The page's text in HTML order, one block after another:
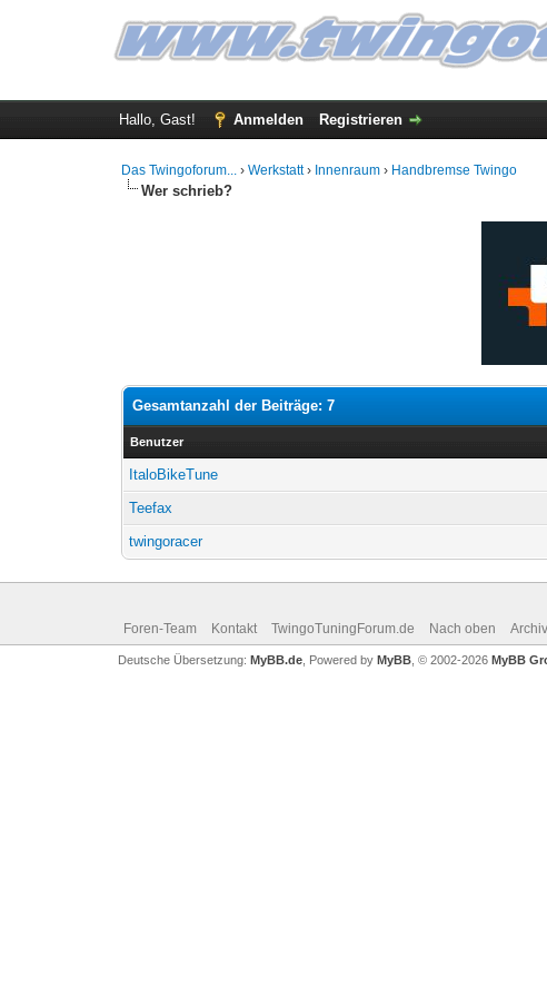
Hallo, Gast! Anmelden Registrieren
Das Twingoforum... ›Werkstatt› Innenraum › Handbremse Twingo
Wer schrieb?
Gesamtanzahl der Beiträge: 7
Benutzer
ItaloBikeTune
Teefax
twingoracer
Foren-Team Kontakt TwingoTuningForum.de Nach oben
Deutsche Übersetzung: MyBB.de, Powered by MyBB, © 2002-2026 MyBB